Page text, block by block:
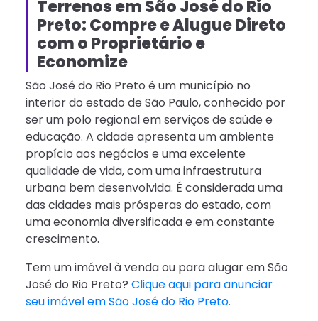
Terrenos em São José do Rio
Preto: Compre e Alugue Direto
com o Proprietário e
Economize
São José do Rio Preto é um município no
interior do estado de São Paulo, conhecido por
ser um polo regional em serviços de saúde e
educação. A cidade apresenta um ambiente
propício aos negócios e uma excelente
qualidade de vida, com uma infraestrutura
urbana bem desenvolvida. É considerada uma
das cidades mais prósperas do estado, com
uma economia diversificada e em constante
crescimento.
Tem um imóvel à venda ou para alugar em São
José do Rio Preto? Clique aqui para anunciar
seu imóvel em São José do Rio Preto.